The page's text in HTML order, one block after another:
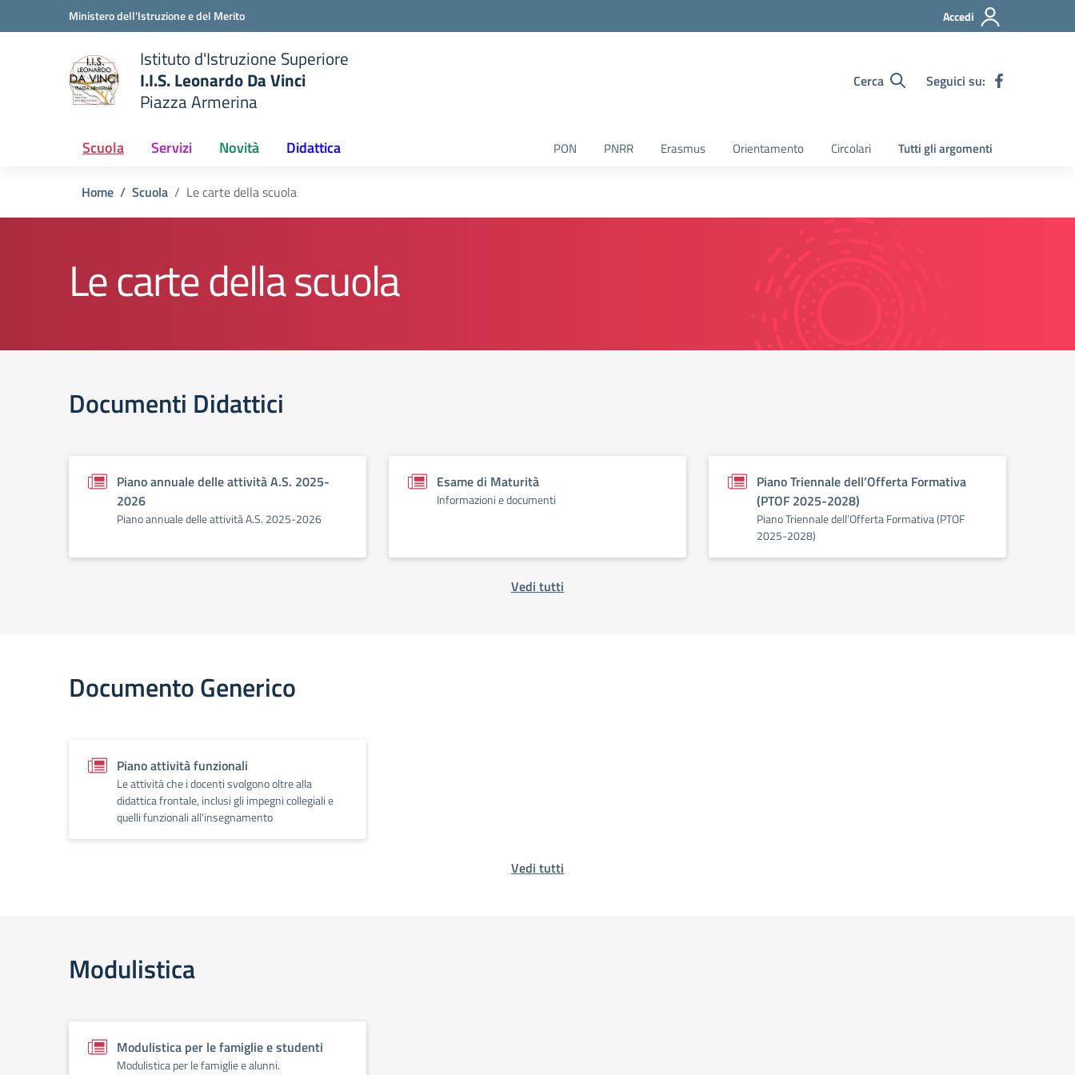
Vai ai contenuti
Vai al menu di navigazioneMinistero dell'Istruzione e del Merito Accedi
scuola
Istituto d'Istruzione Superiore
I.I.S. Leonardo Da Vinci
Piazza Armerina
Cerca Seguici su:
Scuola Servizi Novità Didattica PON PNRR Erasmus Orientamento Circolari Tutti gli argomenti
Home Scuola Le carte della scuola
Le carte della scuola
Documenti Didattici
Piano annuale delle attività A.S. 2025-
2026
Piano annuale delle attività A.S. 2025-2026
Esame di Maturità
Informazioni e documenti
Piano Triennale dell’Offerta Formativa
(PTOF 2025-2028)
Piano Triennale dell’Offerta Formativa (PTOF
2025-2028)
Vedi tutti
Documento Generico
Piano attività funzionali
Le attività che i docenti svolgono oltre alla
didattica frontale, inclusi gli impegni collegiali e
quelli funzionali all'insegnamento
Vedi tutti
Modulistica
Modulistica per le famiglie e studenti
Modulistica per le famiglie e alunni.